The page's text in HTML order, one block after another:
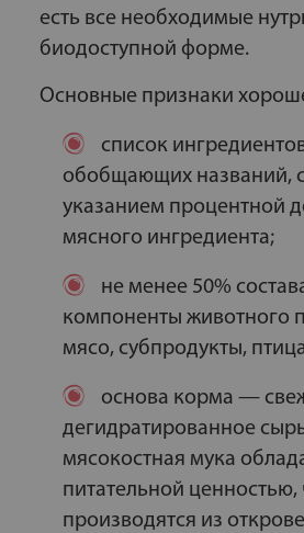
есть все необходимые
биодоступной форме.
Основные признаки
список
обобщающих названий,
указанием процентной
мясного ингредиента;
не менее 50%
компоненты животного
мясо, субпродукты,
основа корма —
дегидратированное
мясокостная мука
питательной ценностью,
производятся из